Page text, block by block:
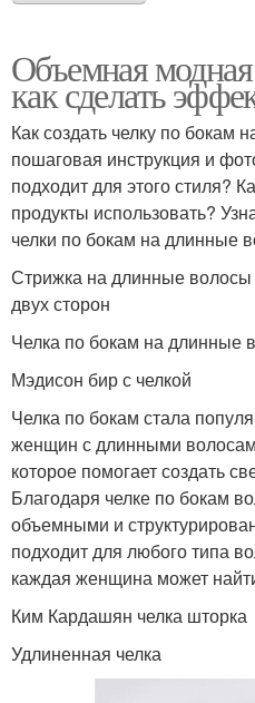
Объемная
как сделать
Как создать челку по бокам
пошаговая инструкция и
подходит для этого стиля?
продукты использовать?
челки по бокам на длинные
Стрижка на длинные волосы
двух сторон
Челка по бокам на длинные
Мэдисон бир с челкой
Челка по бокам стала
женщин с длинными
которое помогает создать
Благодаря челке по бокам
объемными и
подходит для любого типа
каждая женщина может
Ким Кардашян челка шторка
Удлиненная челка